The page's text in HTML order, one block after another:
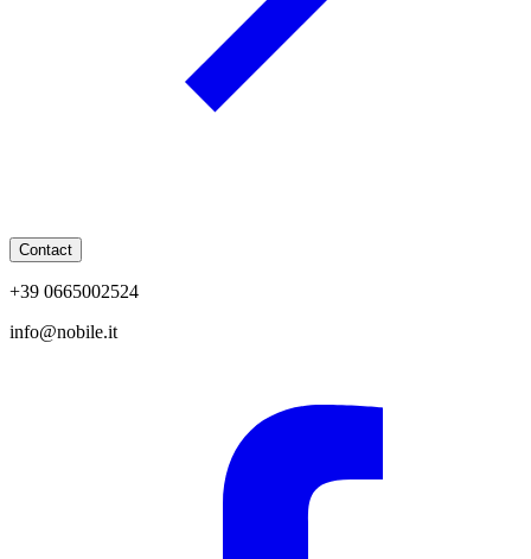
Contact
+39 0665002524
info@nobile.it